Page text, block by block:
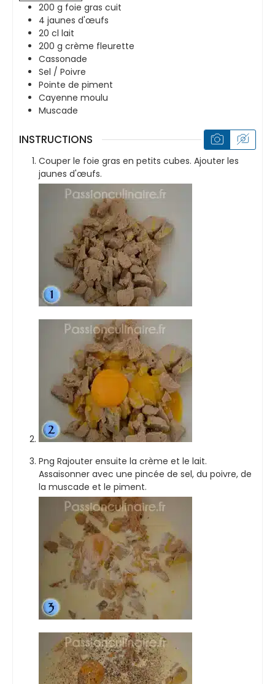
200 g foie gras cuit
4 jaunes d'œufs
20 cl lait
200 g crème fleurette
Cassonade
Sel / Poivre
Pointe de piment
Cayenne moulu
Muscade
INSTRUCTIONS
Couper le foie gras en petits cubes. Ajouter les
jaunes d'œufs.
Png Rajouter ensuite la crème et le lait.
Assaisonner avec une pincée de sel, du poivre, de
la muscade et le piment.